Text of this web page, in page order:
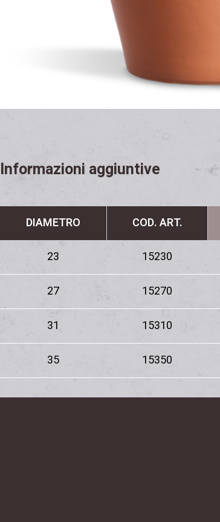
Informazioni aggiuntive
DIAMETRO COD. ART.
23 15230
27 15270
31 15310
35 15350